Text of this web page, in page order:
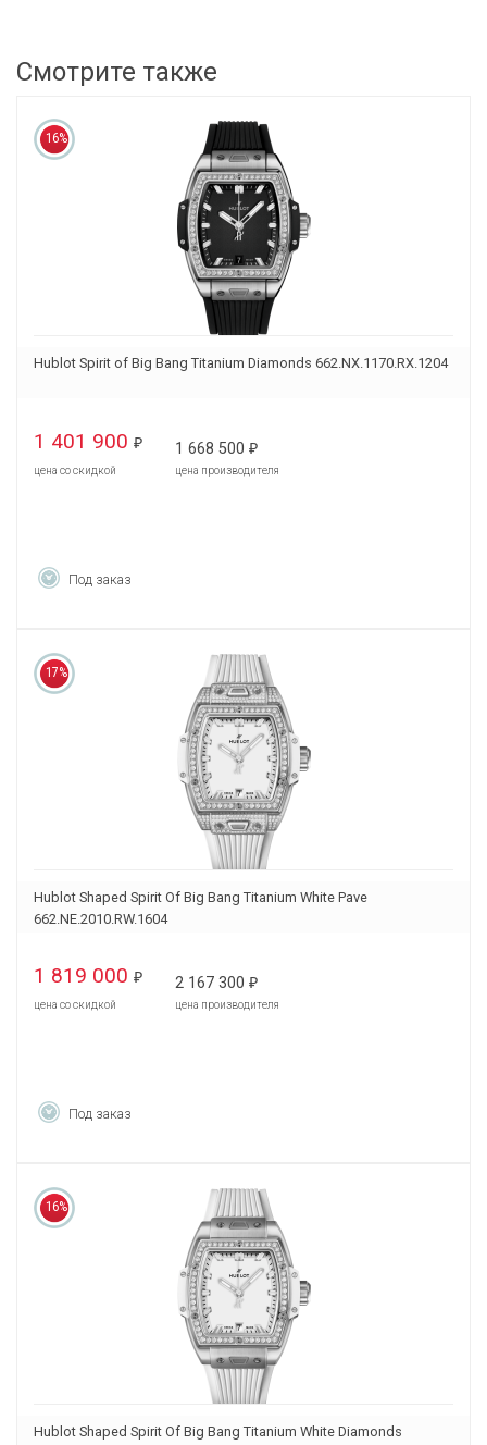
Смотрите также
16%
Hublot Spirit of Big Bang Titanium Diamonds 662.NX.1170.RX.1204
1 401 900 ₽
цена со скидкой
1 668 500 ₽
цена производителя
Под заказ
17%
Hublot Shaped Spirit Of Big Bang Titanium White Pave
662.NE.2010.RW.1604
1 819 000 ₽
цена со скидкой
2 167 300 ₽
цена производителя
Под заказ
16%
Hublot Shaped Spirit Of Big Bang Titanium White Diamonds